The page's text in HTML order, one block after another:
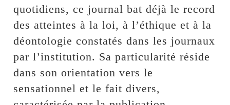
quotidiens, ce journal bat déjà le record
des atteintes à la loi, à l’éthique et à la
déontologie constatés dans les journaux
par l’institution. Sa particularité réside
dans son orientation vers le
sensationnel et le fait divers,